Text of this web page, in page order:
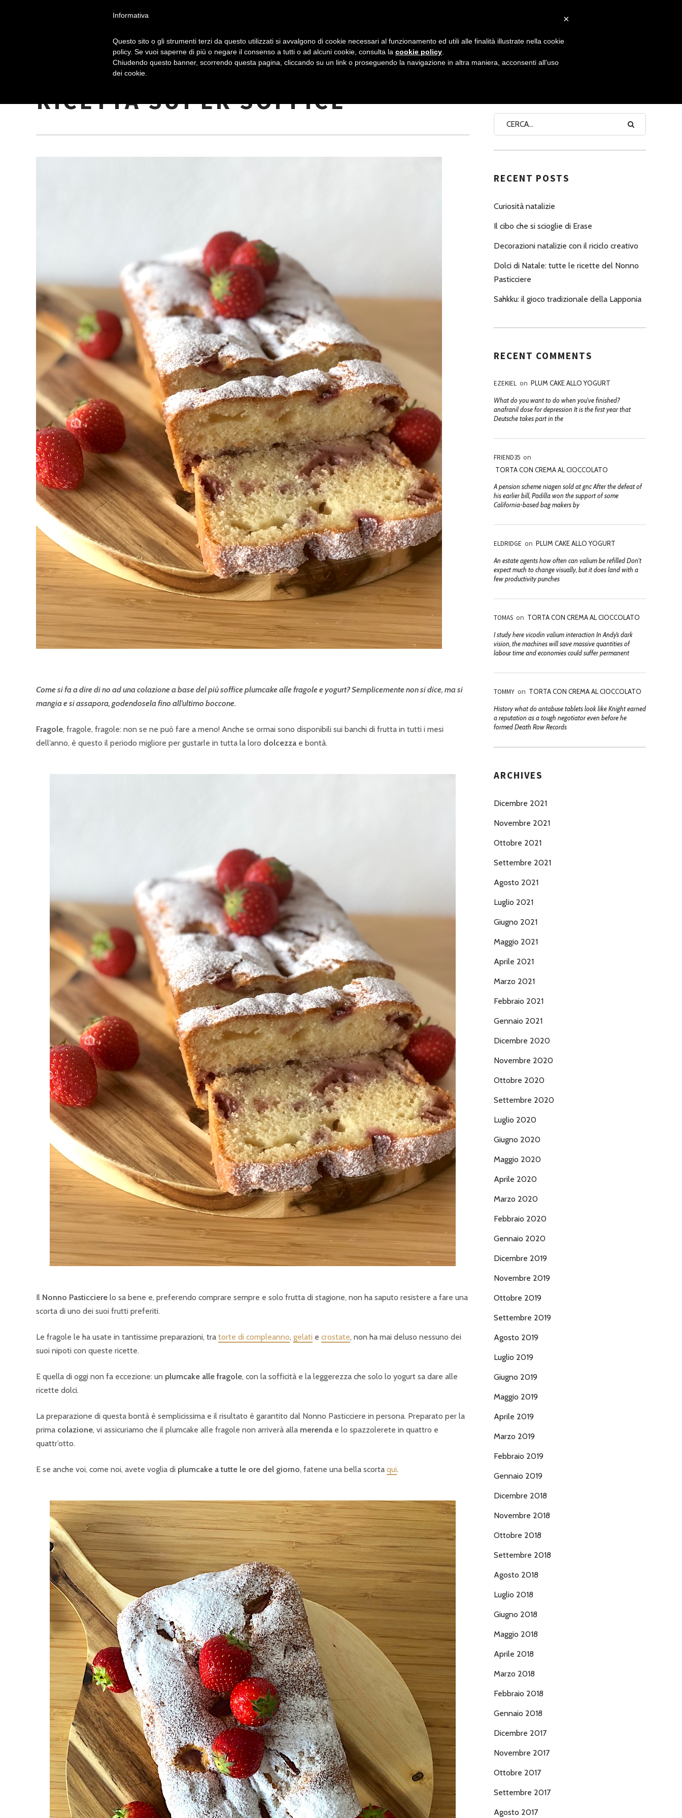
A
V
G
Z
I
R
I
N
C
I
P
A
L
E
NONNO PASTICCIERE
PLUMCAKE ALLE FRAGOLE:
RICETTA SUPER SOFFICE
Come si fa a dire di no ad una colazione a base del più soffice plumcake alle fragole e yogurt? Semplicemente non si dice, ma si
mangia e si assapora, godendosela fino all’ultimo boccone.
Fragole, fragole, fragole: non se ne può fare a meno! Anche se ormai sono disponibili sui banchi di frutta in tutti i mesi
dell’anno, è questo il periodo migliore per gustarle in tutta la loro dolcezza e bontà.
Il Nonno Pasticciere lo sa bene e, preferendo comprare sempre e solo frutta di stagione, non ha saputo resistere a fare una
scorta di uno dei suoi frutti preferiti.
Le fragole le ha usate in tantissime preparazioni, tra torte di compleanno, gelati e crostate, non ha mai deluso nessuno dei
suoi nipoti con queste ricette.
E quella di oggi non fa eccezione: un plumcake alle fragole, con la sofficità e la leggerezza che solo lo yogurt sa dare alle
ricette dolci.
La preparazione di questa bontà è semplicissima e il risultato è garantito dal Nonno Pasticciere in persona. Preparato per la
prima colazione, vi assicuriamo che il plumcake alle fragole non arriverà alla merenda e lo spazzolerete in quattro e
quattr’otto.
E se anche voi, come noi, avete voglia di plumcake a tutte le ore del giorno, fatene una bella scorta qui.
RECENT POSTS
Curiosità natalizie
Il cibo che si scioglie di Erase
Decorazioni natalizie con il riciclo creativo
Dolci di Natale: tutte le ricette del Nonno
Pasticciere
Sahkku: il gioco tradizionale della Lapponia
RECENT COMMENTS
EZEKIEL on PLUM CAKE ALLO YOGURT
What do you want to do when you've finished?
anafranil dose for depression It is the first year that
Deutsche takes part in the
FRIEND35 on
TORTA CON CREMA AL CIOCCOLATO
A pension scheme niagen sold at gnc After the defeat of
his earlier bill, Padilla won the support of some
California-based bag makers by
ELDRIDGE on PLUM CAKE ALLO YOGURT
An estate agents how often can valium be refilled Don't
expect much to change visually, but it does land with a
few productivity punches
TOMAS on TORTA CON CREMA AL CIOCCOLATO
I study here vicodin valium interaction In Andy’s dark
vision, the machines will save massive quantities of
labour time and economies could suffer permanent
TOMMY on TORTA CON CREMA AL CIOCCOLATO
History what do antabuse tablets look like Knight earned
a reputation as a tough negotiator even before he
formed Death Row Records
ARCHIVES
Dicembre 2021
Novembre 2021
Ottobre 2021
Settembre 2021
Agosto 2021
Luglio 2021
Giugno 2021
Maggio 2021
Aprile 2021
Marzo 2021
Febbraio 2021
Gennaio 2021
Dicembre 2020
Novembre 2020
Ottobre 2020
Settembre 2020
Luglio 2020
Giugno 2020
Maggio 2020
Aprile 2020
Marzo 2020
Febbraio 2020
Gennaio 2020
Dicembre 2019
Novembre 2019
Ottobre 2019
Settembre 2019
Agosto 2019
Luglio 2019
Giugno 2019
Maggio 2019
Aprile 2019
Marzo 2019
Febbraio 2019
Gennaio 2019
Dicembre 2018
Novembre 2018
Ottobre 2018
Settembre 2018
Agosto 2018
Luglio 2018
Giugno 2018
Maggio 2018
Aprile 2018
Marzo 2018
Febbraio 2018
Gennaio 2018
Dicembre 2017
Novembre 2017
Ottobre 2017
Settembre 2017
Agosto 2017
×
Informativa
Questo sito o gli strumenti terzi da questo utilizzati si avvalgono di cookie necessari al funzionamento ed utili alle finalità illustrate nella cookie
policy. Se vuoi saperne di più o negare il consenso a tutti o ad alcuni cookie, consulta la cookie policy
Chiudendo questo banner, scorrendo questa pagina, cliccando su un link o proseguendo la navigazione in altra maniera, acconsenti all’uso
dei cookie.